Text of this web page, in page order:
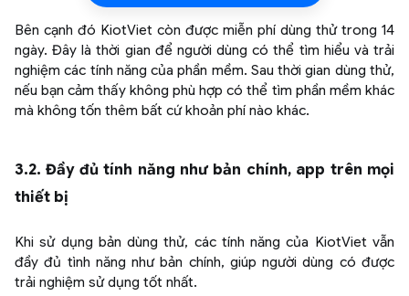
Bên cạnh đó KiotViet còn được miễn phí dùng thử trong 14
ngày. Đây là thời gian để người dùng có thể tìm hiểu và trải
nghiệm các tính năng của phần mềm. Sau thời gian dùng thử,
nếu bạn cảm thấy không phù hợp có thể tìm phần mềm khác
mà không tốn thêm bất cứ khoản phí nào khác.
3.2. Đầy đủ tính năng như bản chính, app trên mọi
thiết bị
Khi sử dụng bản dùng thử, các tính năng của KiotViet vẫn
đầy đủ tình năng như bản chính, giúp người dùng có được
trải nghiệm sử dụng tốt nhất.